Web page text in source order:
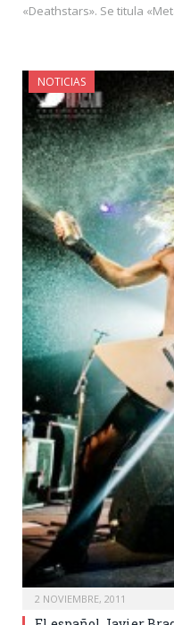
«Deathstars». Se titula
NOTICIAS
2 NOVIEMBRE, 2011